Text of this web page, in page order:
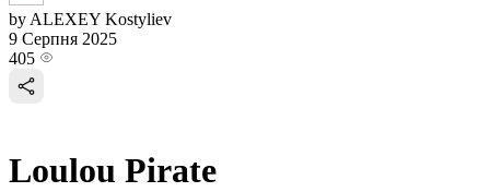
by ALEXEY Kostyliev
9 Серпня 2025
405
Loulou Pirate